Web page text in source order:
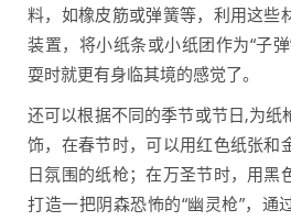
料，如橡皮筋或弹簧等，利用这些
装置，将小纸条或小纸团作为“子
耍时就更有身临其境的感觉了。
还可以根据不同的季节或节日,为纸
饰，在春节时，可以用红色纸张和
日氛围的纸枪；在万圣节时，用黑
打造一把阴森恐怖的“幽灵枪”，通